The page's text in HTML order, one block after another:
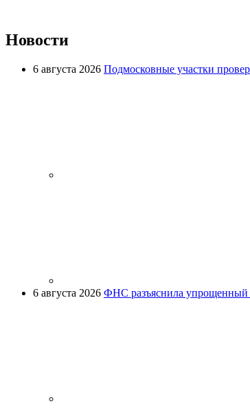
Новости
6 августа 2026 Подмосковные участки
6 августа 2026 ФНС разъяснила упрощенный